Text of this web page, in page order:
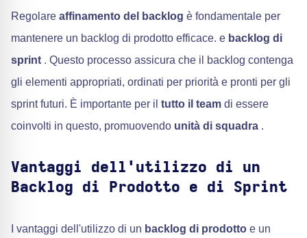
Regolare affinamento del backlog è fondamentale per
mantenere un backlog di prodotto efficace. e backlog di
sprint . Questo processo assicura che il backlog contenga
gli elementi appropriati, ordinati per priorità e pronti per gli
sprint futuri. È importante per il tutto il team di essere
coinvolti in questo, promuovendo unità di squadra .
Vantaggi dell'utilizzo di un
Backlog di Prodotto e di Sprint
I vantaggi dell'utilizzo di un backlog di prodotto e un